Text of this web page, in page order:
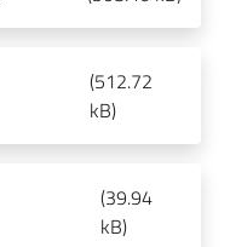
(512.72
kB)
(39.94
kB)